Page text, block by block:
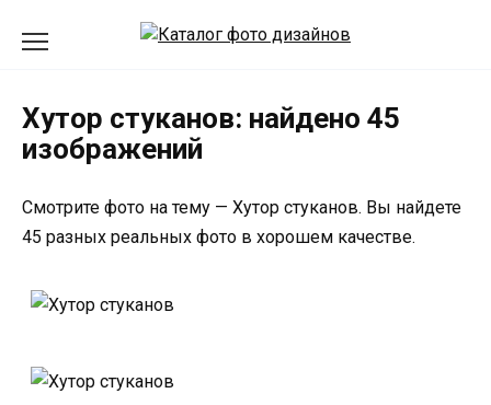
Хутор стуканов: найдено 45
изображений
Смотрите фото на тему — Хутор стуканов. Вы найдете
45 разных реальных фото в хорошем качестве.